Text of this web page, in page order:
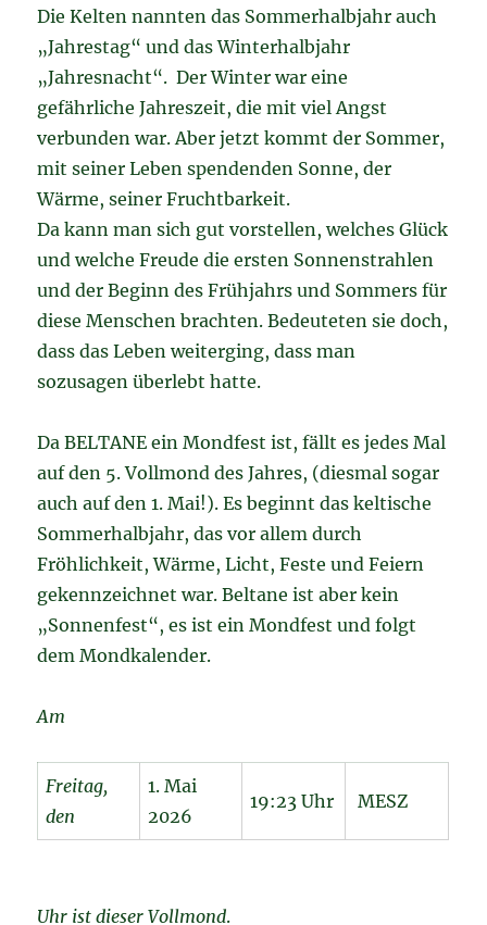
Die Kelten nannten das Sommerhalbjahr auch
„Jahrestag“ und das Winterhalbjahr
„Jahresnacht“. Der Winter war eine
gefährliche Jahreszeit, die mit viel Angst
verbunden war. Aber jetzt kommt der Sommer,
mit seiner Leben spendenden Sonne, der
Wärme, seiner Fruchtbarkeit.
Da kann man sich gut vorstellen, welches Glück
und welche Freude die ersten Sonnenstrahlen
und der Beginn des Frühjahrs und Sommers für
diese Menschen brachten. Bedeuteten sie doch,
dass das Leben weiterging, dass man
sozusagen überlebt hatte.
Da BELTANE ein Mondfest ist, fällt es jedes Mal
auf den 5. Vollmond des Jahres, (diesmal sogar
auch auf den 1. Mai!). Es beginnt das keltische
Sommerhalbjahr, das vor allem durch
Fröhlichkeit, Wärme, Licht, Feste und Feiern
gekennzeichnet war. Beltane ist aber kein
„Sonnenfest“, es ist ein Mondfest und folgt
dem Mondkalender.
Am
Freitag,
den
1. Mai
2026
19:23 Uhr MESZ
Uhr ist dieser Vollmond.